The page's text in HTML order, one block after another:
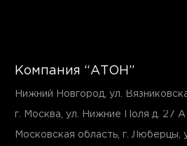
Компания “АТОН”
Нижний Новгород, ул.
г. Москва, ул. Нижние Поля д. 27 А
Московская область, г. Люберцы,